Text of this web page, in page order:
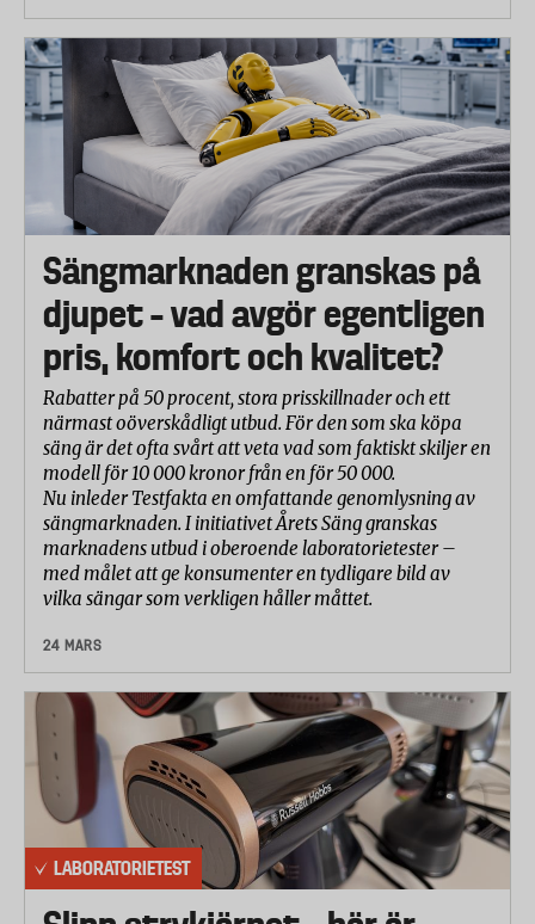
Sängmarknaden granskas på
djupet – vad avgör egentligen
pris, komfort och kvalitet?
Rabatter på 50 procent, stora prisskillnader och ett
närmast oöverskådligt utbud. För den som ska köpa
säng är det ofta svårt att veta vad som faktiskt skiljer en
modell för 10 000 kronor från en för 50 000.
Nu inleder Testfakta en omfattande genomlysning av
sängmarknaden. I initiativet Årets Säng granskas
marknadens utbud i oberoende laboratorietester –
med målet att ge konsumenter en tydligare bild av
vilka sängar som verkligen håller måttet.
24 MARS
LABORATORIETEST